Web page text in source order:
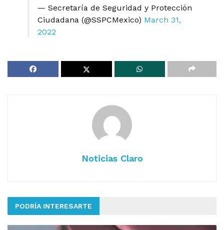
— Secretaría de Seguridad y Protección
Ciudadana (@SSPCMexico) March 31,
2022
Noticias Claro
PODRÍA INTERESARTE